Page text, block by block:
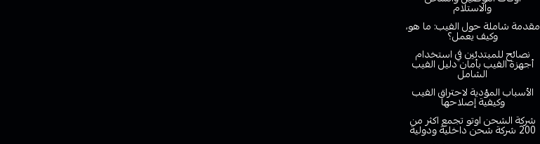
والاستلام
مقدمة شاملة حول الفيب: ما هو،
وكيف يعمل؟
نصائح للمبتدئين في استخدام
أجهزة الفيب بأمان دليل الفيب
الشامل
الأسباب المؤدية لاحتراق الفيب
وكيفية إصلاحها
شركة الشحن اوتو تجمع اكثر من
200 شركة شحن داخلية ودولية